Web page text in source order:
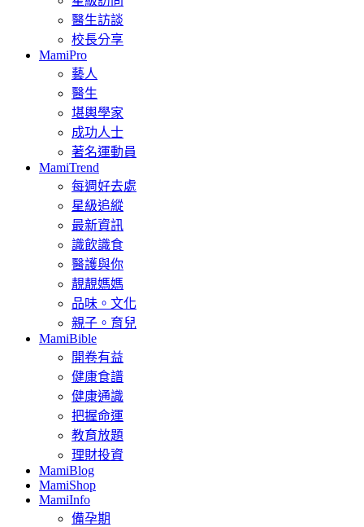
醫生訪談
校長分享
MamiPro
藝人
醫生
堪輿學家
成功人士
著名運動員
MamiTrend
每週好去處
星級追縱
最新資訊
識飲識食
醫護與你
靚靚媽媽
品味。文化
親子。育兒
MamiBible
開卷有益
健康食譜
健康通識
把握命運
教育放題
理財投資
MamiBlog
MamiShop
MamiInfo
備孕期